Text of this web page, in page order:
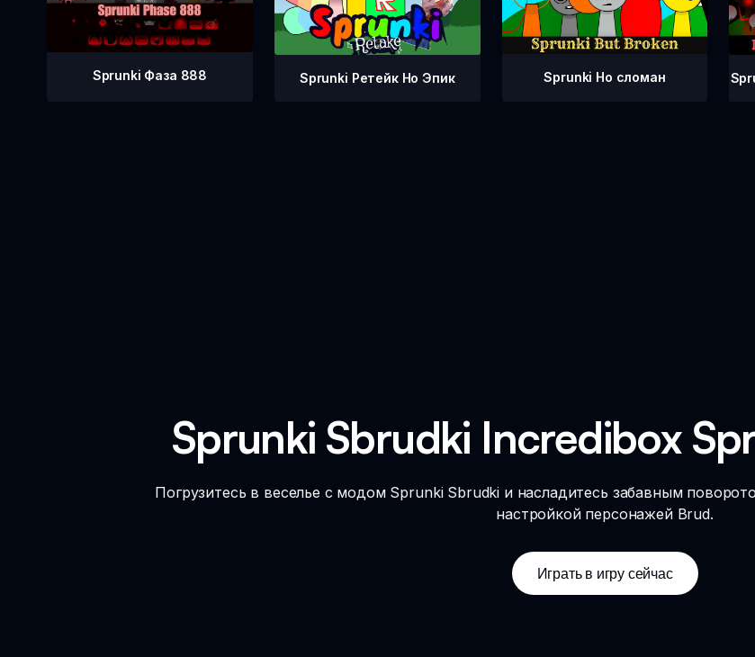
Sprunki Фаза 888 Sprunki Ретейк Но Эпик Sprunki Но сломан
Sprunki Sbrudki Incredibox
Погрузитесь в веселье с модом Sprunki Sbrudki и насладитесь забавным
настройкой персонажей Brud.
Играть в игру сейчас